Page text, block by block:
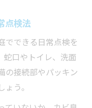
点検法
でできる日常点検を
蛇口やトイレ、洗面
の接続部やパッキン
う。